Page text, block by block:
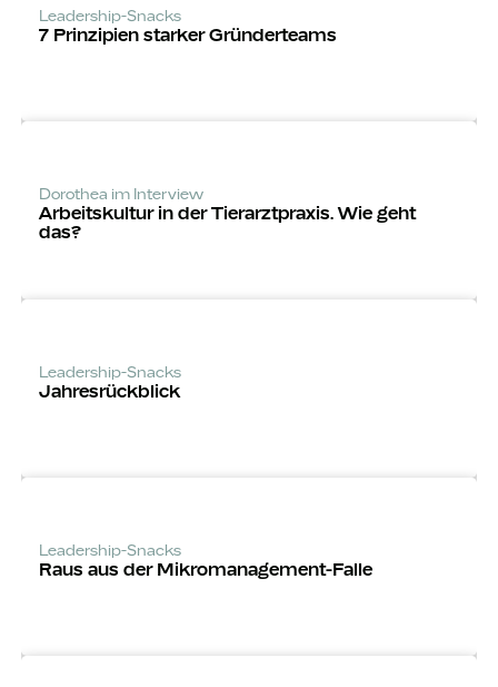
Leadership-Snacks
7 Prinzipien starker Gründerteams
Dorothea im Interview
Arbeitskultur in der Tierarztpraxis. Wie geht
das?
Leadership-Snacks
Jahres­rückblick
Leadership-Snacks
Raus aus der Mikro­manage­ment-Falle